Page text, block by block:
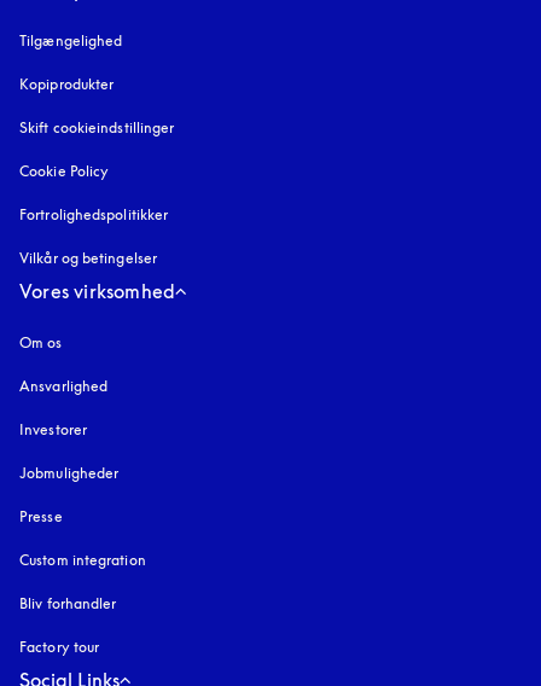
Tilgængelighed
Kopiprodukter
Skift cookieindstillinger
Cookie Policy
Fortrolighedspolitikker
Vilkår og betingelser
Vores virksomhed
Om os
Ansvarlighed
Investorer
Jobmuligheder
Presse
Custom integration
Bliv forhandler
Factory tour
Social Links